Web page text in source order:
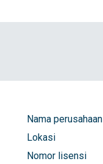
Nama perusahaan
Lokasi
Nomor lisensi